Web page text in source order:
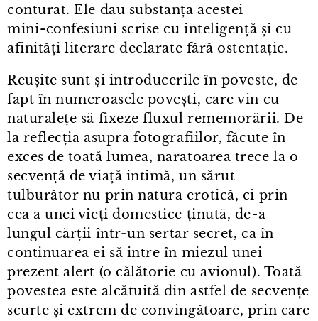
conturat. Ele dau substanța acestei
mini⁠-⁠confesiuni scrise cu inteligență și cu
afinități literare declarate fără ostentație.
Reușite sunt și introducerile în poveste, de
fapt în numeroasele povești, care vin cu
naturalețe să fixeze fluxul rememorării. De
la reflecția asupra fotografiilor, făcute în
exces de toată lumea, naratoarea trece la o
secvență de viață intimă, un sărut
tulburător nu prin natura erotică, ci prin
cea a unei vieți domestice ținută, de⁠-⁠a
lungul cărții într⁠-⁠un sertar secret, ca în
continuarea ei să intre în miezul unei
prezent alert (o călătorie cu avionul). Toată
povestea este alcătuită din astfel de secvențe
scurte și extrem de convingătoare, prin care